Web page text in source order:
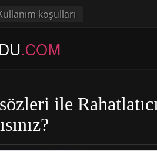
koşulları
ile